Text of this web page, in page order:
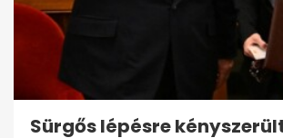
Sürgős lépésre